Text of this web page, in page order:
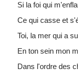
Si la foi qui
Ce qui casse et
Toi, la mer qui a
En ton sein mon
Dans l'ordre des